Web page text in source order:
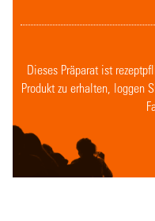
Dieses Präparat ist
Produkt zu erhalten, loggen